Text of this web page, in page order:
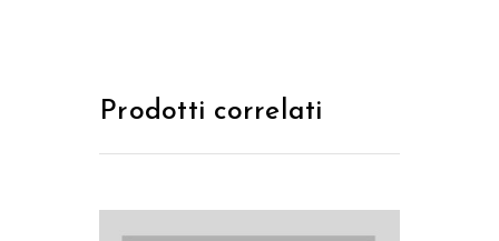
Prodotti correlati